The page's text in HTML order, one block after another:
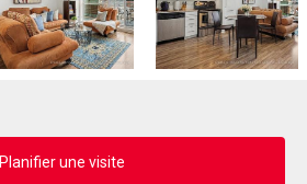
Planifier une visite